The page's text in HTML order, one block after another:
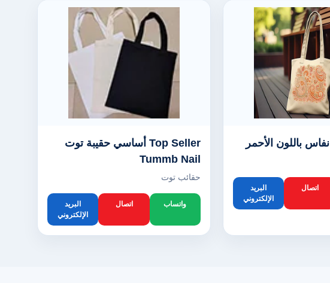
باللون الأحمر
اتصال
البريد
الإلكتروني
Top Seller أساسي حقيبة توت
Tummb Nail
حقائب توت
واتساب اتصال
البريد
الإلكتروني